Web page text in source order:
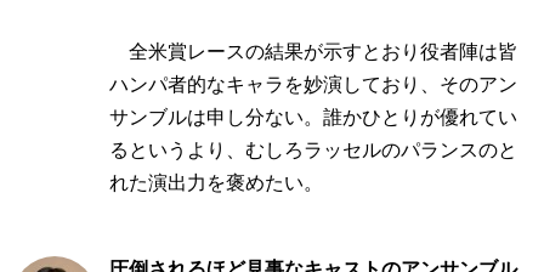
全米賞レースの結果が示すとおり役者陣は皆
ハンパ者的なキャラを妙演しており、そのアン
サンブルは申し分ない。誰かひとりが優れてい
るというより、むしろラッセルのパランスのと
れた演出力を褒めたい。